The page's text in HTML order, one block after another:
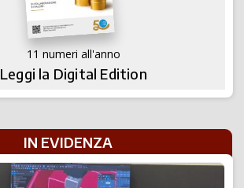
11 numeri all'anno
Leggi la Digital Edition
IN EVIDENZA